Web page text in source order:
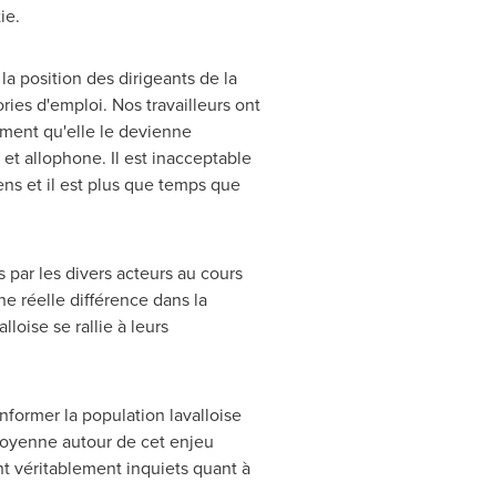
.
position des dirigeants de la
d'emploi. Nos travailleurs ont
qu'elle le devienne
allophone. Il est inacceptable
et il est plus que temps que
les divers acteurs au cours
réelle différence dans la
se rallie à leurs
la population lavalloise
autour de cet enjeu
véritablement inquiets quant à